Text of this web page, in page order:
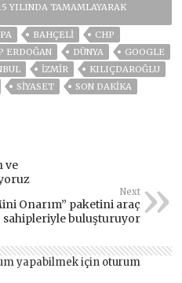
YILINDA TAMAMLAYARAK
BAHÇELİ
CHP
ERDOĞAN
DÜNYA
GOOGLE
İZMIR
KILIÇDAROĞLU
SİYASET
SON DAKIKA
ve
Next
Onarım” paketini araç
sahipleriyle buluşturuyor
yapabilmek için oturum